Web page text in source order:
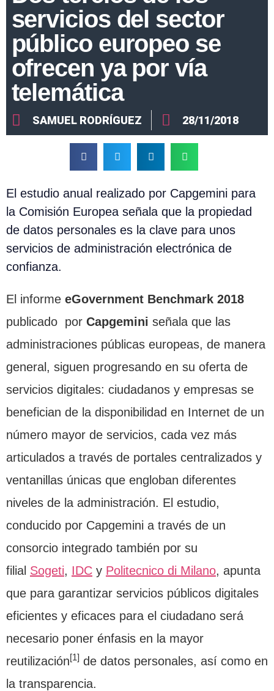
servicios del sector
público europeo se
ofrecen ya por vía
telemática
SAMUEL RODRÍGUEZ 28/11/2018
El estudio anual realizado por Capgemini para
la Comisión Europea señala que la propiedad
de datos personales es la clave para unos
servicios de administración electrónica de
confianza.
El informe eGovernment Benchmark 2018
publicado por Capgemini señala que las
administraciones públicas europeas, de manera
general, siguen progresando en su oferta de
servicios digitales: ciudadanos y empresas se
benefician de la disponibilidad en Internet de un
número mayor de servicios, cada vez más
articulados a través de portales centralizados y
ventanillas únicas que engloban diferentes
niveles de la administración. El estudio,
conducido por Capgemini a través de un
consorcio integrado también por su
filial Sogeti, IDC y Politecnico di Milano, apunta
que para garantizar servicios públicos digitales
eficientes y eficaces para el ciudadano será
necesario poner énfasis en la mayor
reutilización[1] de datos personales, así como en
la transparencia.